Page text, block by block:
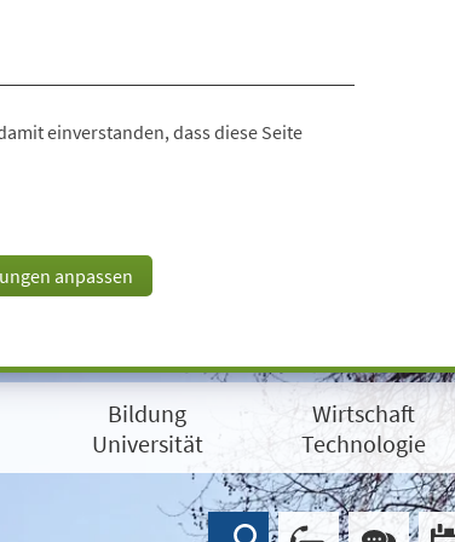
einverstanden, dass diese Seite
anpassen
Bildung
Universität
Wirtschaft
Technologie